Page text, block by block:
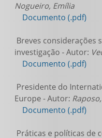
Nogueiro, Emília
Documento (.pdf)
Breves considerações
investigação - Autor:
Documento (.pdf)
Presidente do
Europe - Autor:
Documento (.pdf)
Práticas e políticas de